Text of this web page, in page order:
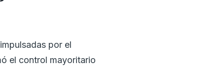
por el
el control mayoritario